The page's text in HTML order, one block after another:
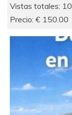
Vistas totales: 10
Precio: € 150.00